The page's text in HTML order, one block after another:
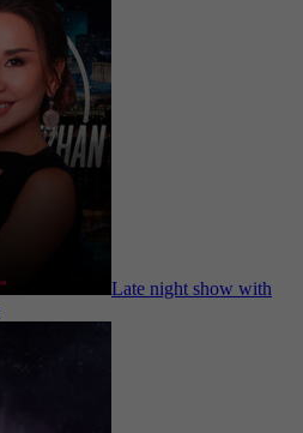
Late night show with